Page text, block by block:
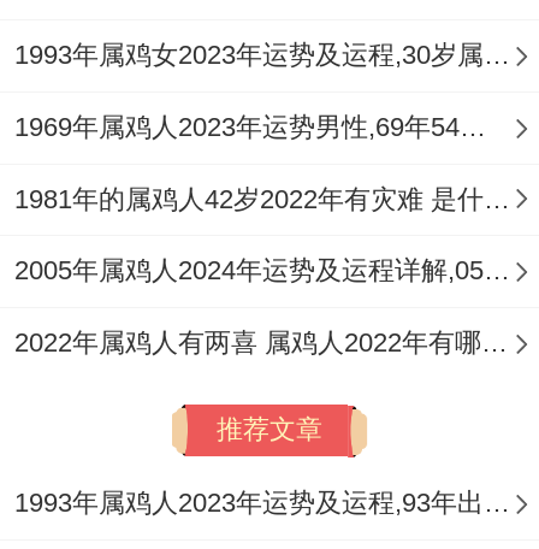
1993年属鸡女2023年运势及运程,30岁属鸡人2023全年每月运势女性如何
1969年属鸡人2023年运势男性,69年54岁属鸡男2023年每月运程怎么样
1981年的属鸡人42岁2022年有灾难 是什么灾难
2005年属鸡人2024年运势及运程详解,05年出生19岁肖鸡人在2024全年每月运势完整版
2022年属鸡人有两喜 属鸡人2022年有哪些两喜
推荐文章
1993年属鸡人2023年运势及运程,93年出生的30岁生肖鸡2023年每月运势详解